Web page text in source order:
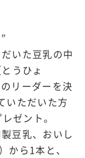
いた豆乳の中
うひょ
リーダーを決
いただいた方
ゼント。
豆乳、おいし
から1本と、